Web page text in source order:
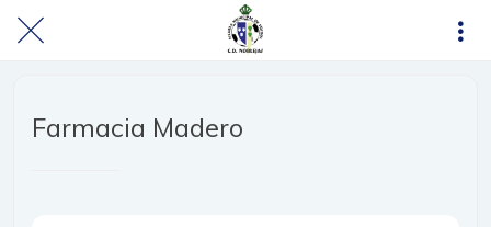
Farmacia Madero